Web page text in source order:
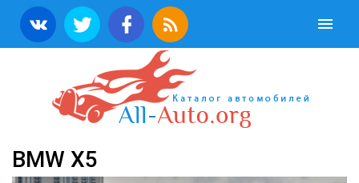
BMW X5